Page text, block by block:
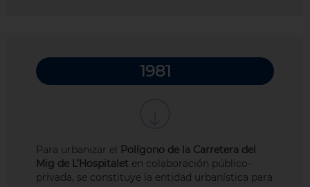
1981
Para urbanizar el
Polígono de la Carretera del
Mig de L’Hospitalet en colaboración público-
privada, se constituye la entidad urbanística para